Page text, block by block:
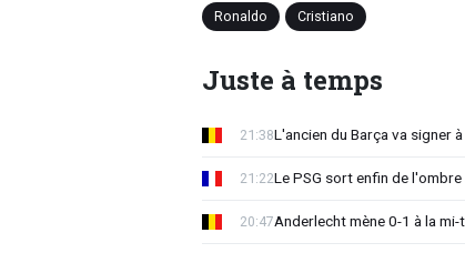
Ronaldo Cristiano
Juste à temps
L'ancien du Barça va signer
21:38
Le PSG sort enfin de
21:22
Anderlecht mène 0-1 à la
20:47